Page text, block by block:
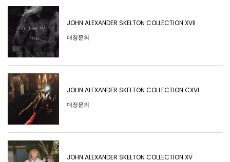
JOHN ALEXANDER SKELTON COLLECTION XVII
매장문의
JOHN ALEXANDER SKELTON COLLECTION CXVI
매장문의
JOHN ALEXANDER SKELTON COLLECTION XV